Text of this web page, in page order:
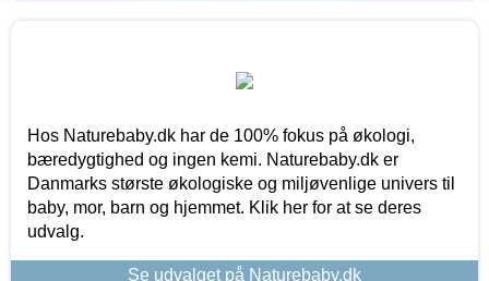
Hos Naturebaby.dk har de 100% fokus på økologi,
bæredygtighed og ingen kemi. Naturebaby.dk er
Danmarks største økologiske og miljøvenlige univers til
baby, mor, barn og hjemmet. Klik her for at se deres
udvalg.
Se udvalget på Naturebaby.dk